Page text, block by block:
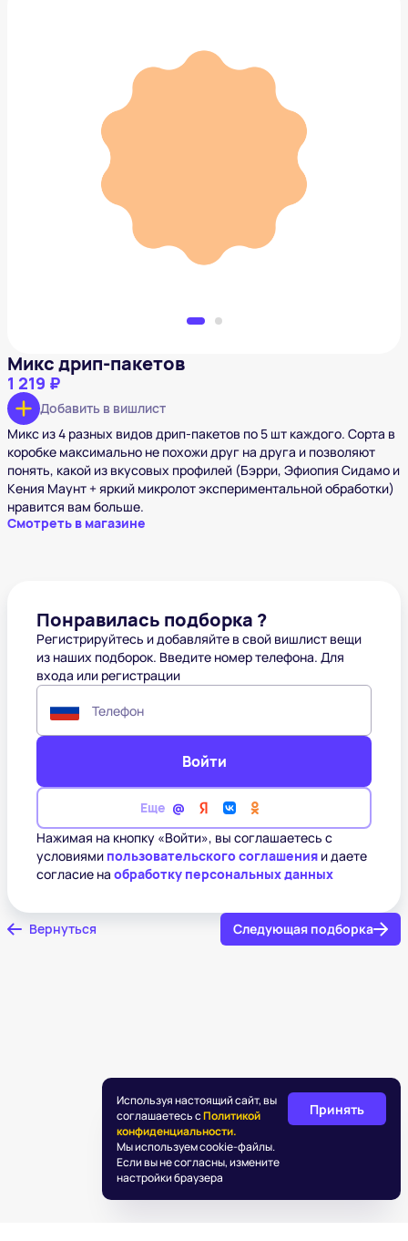
Микс дрип-пакетов
1 219 ₽
Добавить в вишлист
Микс из 4 разных видов дрип-пакетов по 5 шт каждого. Сорта в
коробке максимально не похожи друг на друга и позволяют
понять, какой из вкусовых профилей (Бэрри, Эфиопия Сидамо и
Кения Маунт + яркий микролот экспериментальной обработки)
нравится вам больше.
Смотреть в магазине
Понравилась подборка ?
Регистрируйтесь и добавляйте в свой вишлист вещи
из наших подборок. Введите номер телефона. Для
входа или регистрации
Телефон
Войти
Еще
Нажимая на кнопку «Войти», вы соглашаетесь с
условиями пользовательского соглашения и даете
согласие на обработку персональных данных
Вернуться Следующая подборка
Используя настоящий сайт, вы
соглашаетесь сПолитикой
конфиденциальности.
Мы используем cookie-файлы.
Если вы не согласны, измените
настройки браузера
Принять